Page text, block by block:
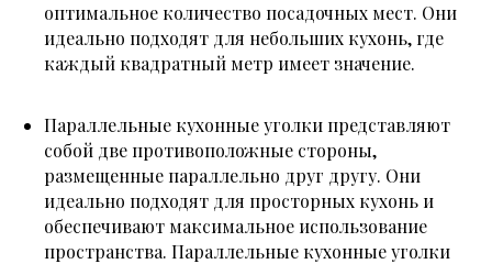
оптимальное количество посадочных мест. Они
идеально подходят для небольших кухонь, где
каждый квадратный метр имеет значение.
Параллельные кухонные уголки представляют
собой две противоположные стороны,
размещенные параллельно друг другу. Они
идеально подходят для просторных кухонь и
обеспечивают максимальное использование
пространства. Параллельные кухонные уголки